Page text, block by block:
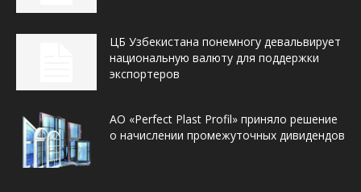
ЦБ Узбекистана понемногу девальвирует
национальную валюту для поддержки
экспортеров
АО «Perfect Plast Profil» приняло решение
о начислении промежуточных дивидендов